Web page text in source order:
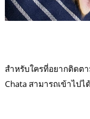
สำหรับใครที่อยากติดต
Chata สามารถเข้าไป